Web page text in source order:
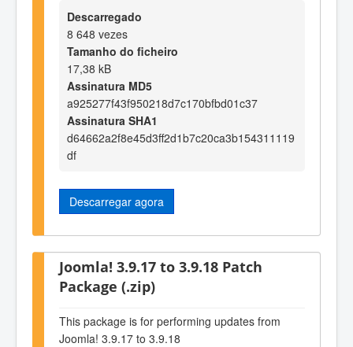
Descarregado
8 648 vezes
Tamanho do ficheiro
17,38 kB
Assinatura MD5
a925277f43f950218d7c170bfbd01c37
Assinatura SHA1
d64662a2f8e45d3ff2d1b7c20ca3b154311119
df
Descarregar agora
Joomla! 3.9.17 to 3.9.18 Patch
Package (.zip)
This package is for performing updates from
Joomla! 3.9.17 to 3.9.18